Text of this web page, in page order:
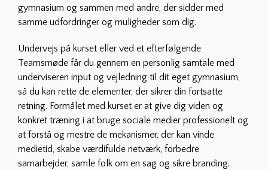
gymnasium og sammen med andre, der sidder med
samme udfordringer og muligheder som dig.
Undervejs på kurset eller ved et efterfølgende
Teamsmøde får du gennem en personlig samtale med
underviseren input og vejledning til dit eget gymnasium,
så du kan rette de elementer, der sikrer din fortsatte
retning. Formålet med kurset er at give dig viden og
konkret træning i at bruge sociale medier professionelt og
at forstå og mestre de mekanismer, der kan vinde
medietid, skabe værdifulde netværk, forbedre
samarbejder, samle folk om en sag og sikre branding.